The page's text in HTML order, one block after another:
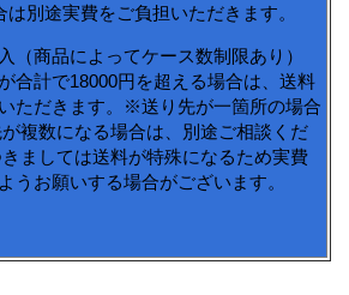
別途実費をご負担いただきます。
（商品によってケース数制限あり）
合計で18000円を超える場合は、送料
ただきます。※送り先が一箇所の場合
複数になる場合は、別途ご相談くだ
ましては送料が特殊になるため実費
うお願いする場合がございます。